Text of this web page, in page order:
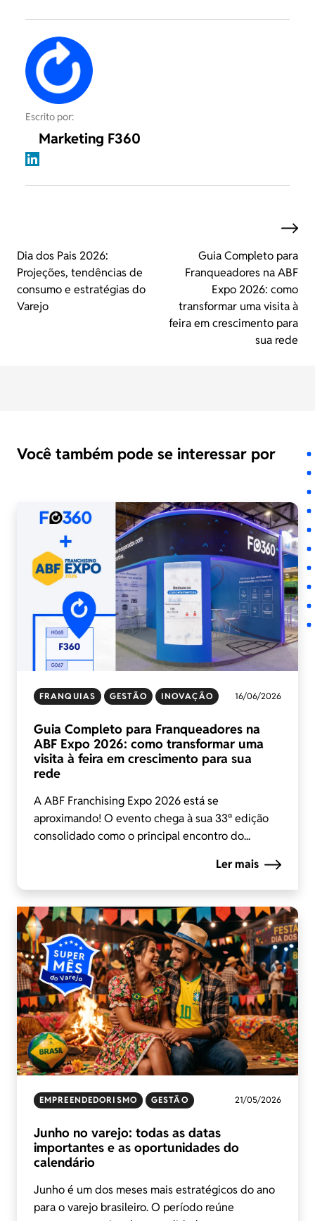
Escrito por:
Marketing F360
Dia dos Pais 2026:
Projeções, tendências de
consumo e estratégias do
Varejo
Guia Completo para
Franqueadores na ABF
Expo 2026: como
transformar uma visita à
feira em crescimento para
sua rede
Você também pode se interessar por
FRANQUIAS GESTÃO INOVAÇÃO 16/06/2026
Guia Completo para Franqueadores na
ABF Expo 2026: como transformar uma
visita à feira em crescimento para sua
rede
A ABF Franchising Expo 2026 está se
aproximando! O evento chega à sua 33ª edição
consolidado como o principal encontro do...
Ler mais
EMPREENDEDORISMO GESTÃO 21/05/2026
Junho no varejo: todas as datas
importantes e as oportunidades do
calendário
Junho é um dos meses mais estratégicos do ano
para o varejo brasileiro. O período reúne